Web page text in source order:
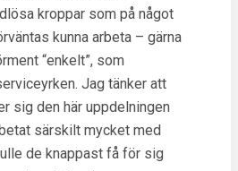
kroppar som på något
kunna arbeta – gärna
“enkelt”, som
Jag tänker att
sig den här uppdelningen
särskilt mycket med
de knappast få för sig